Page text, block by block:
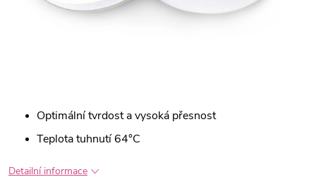
Optimální tvrdost a vysoká přesnost
Teplota tuhnutí 64°C
Detailní informace